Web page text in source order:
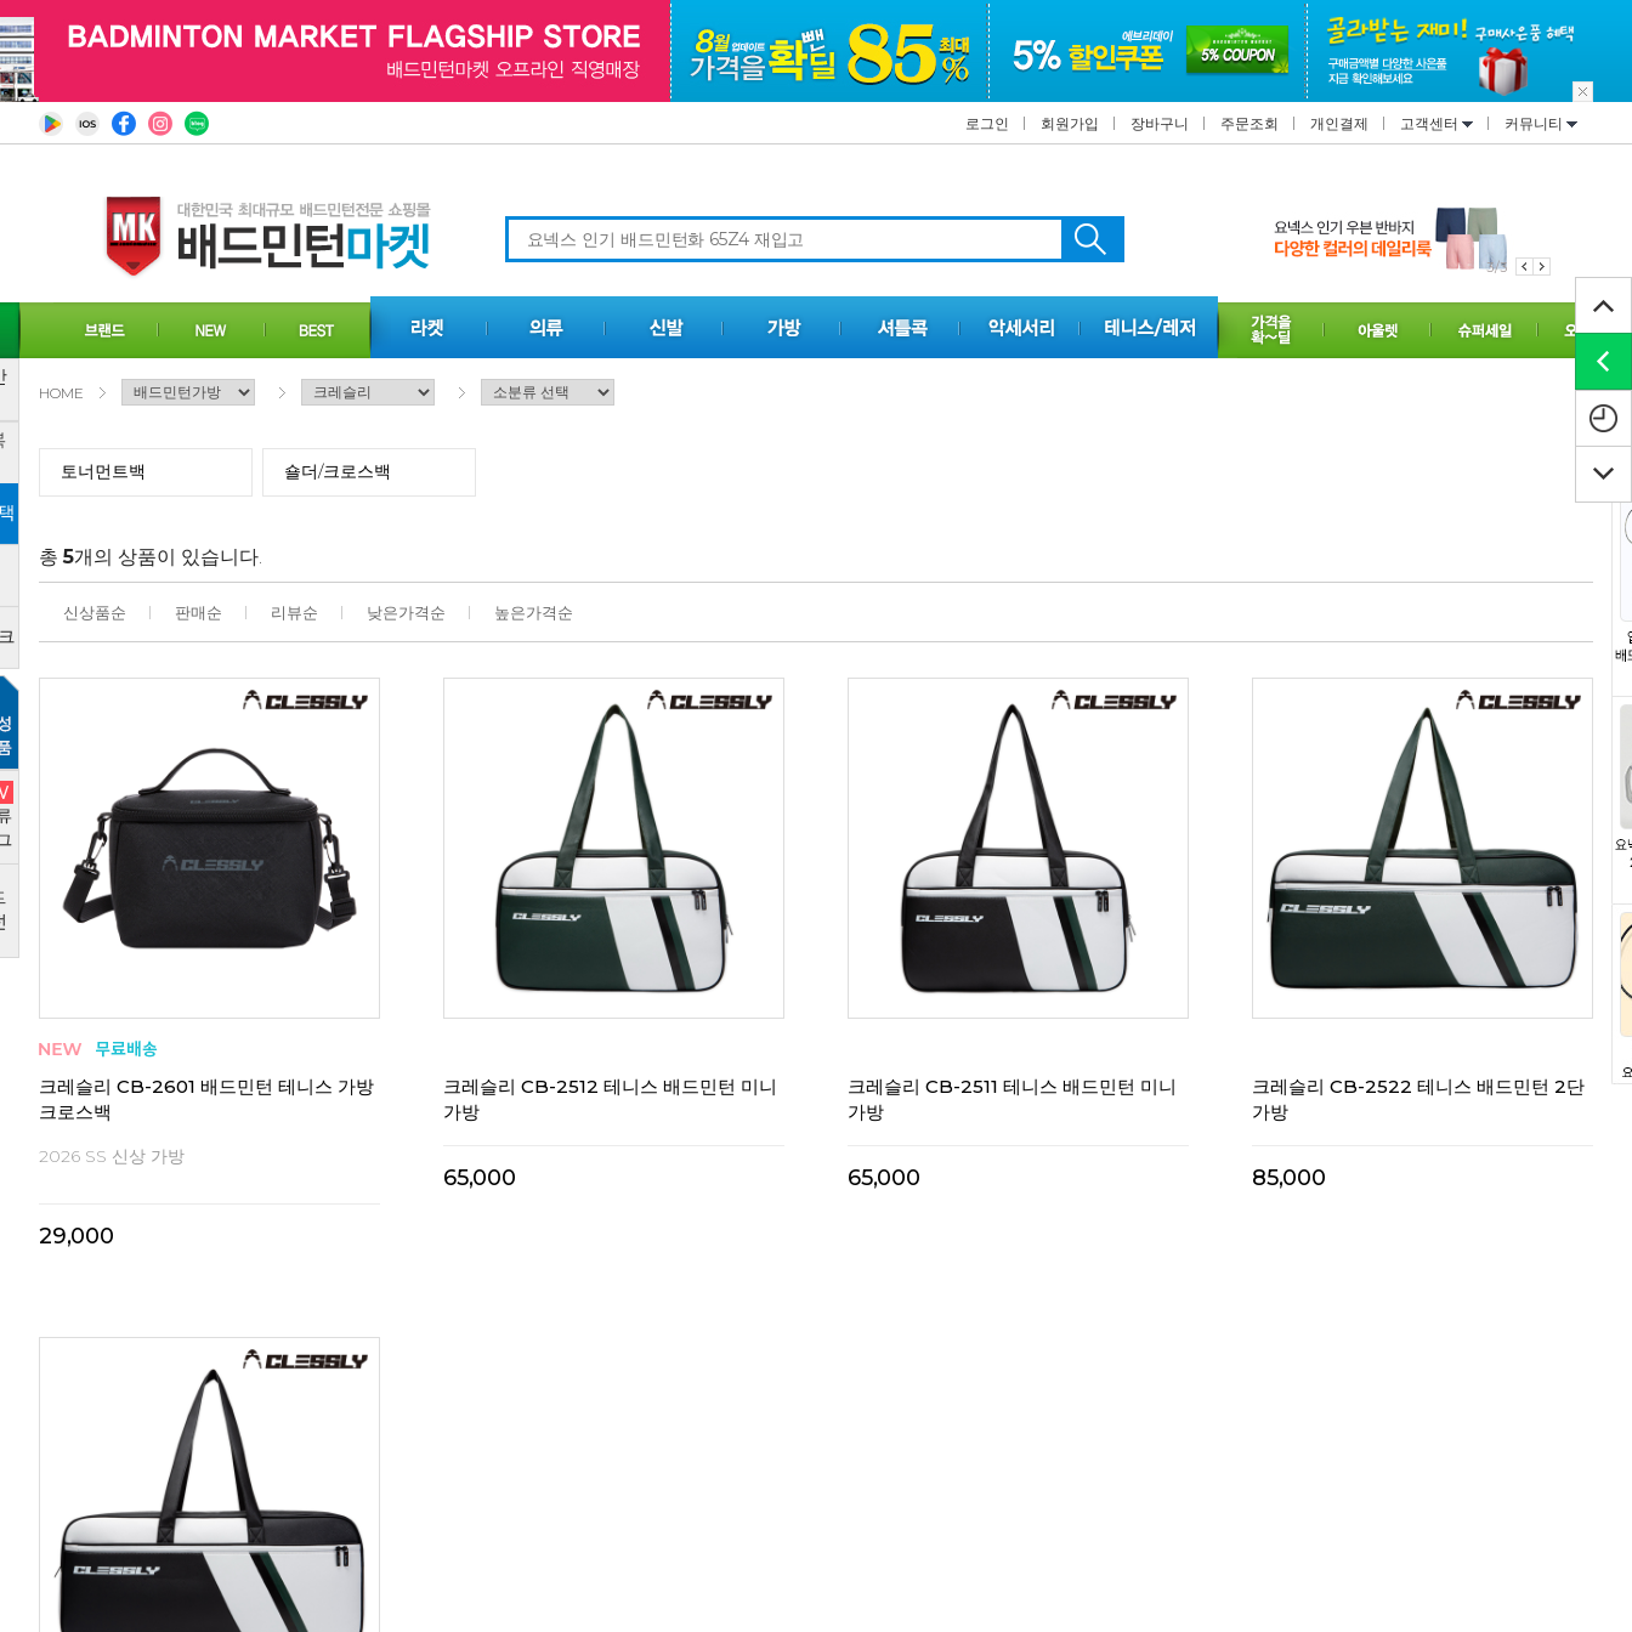
로그인 회원가입 장바구니 주문조회 개인결제 고객센터 커뮤니티
3/3
HOME
토너먼트백 숄더/크로스백
총5개의 상품이 있습니다.
신상품순 판매순 리뷰순 낮은가격순 높은가격순
크레슬리 CB-2601 배드민턴 테니스 가방
크로스백
2026 SS 신상 가방
29,000
크레슬리 CB-2512 테니스 배드민턴 미니
가방
65,000
크레슬리 CB-2511 테니스 배드민턴 미니
가방
65,000
크레슬리 CB-2522 테니스 배드민턴 2단
가방
85,000